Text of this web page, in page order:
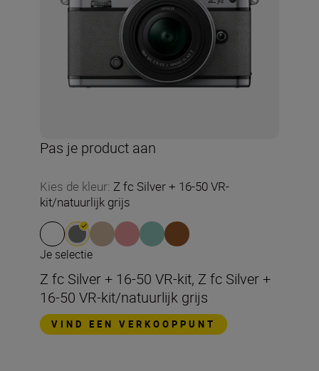
Pas je product aan
Kies de kleur: Z fc Silver + 16-50 VR-
kit/natuurlijk grijs
Je selectie
Z fc Silver + 16-50 VR-kit, Z fc Silver +
16-50 VR-kit/natuurlijk grijs
VIND EEN VERKOOPPUNT